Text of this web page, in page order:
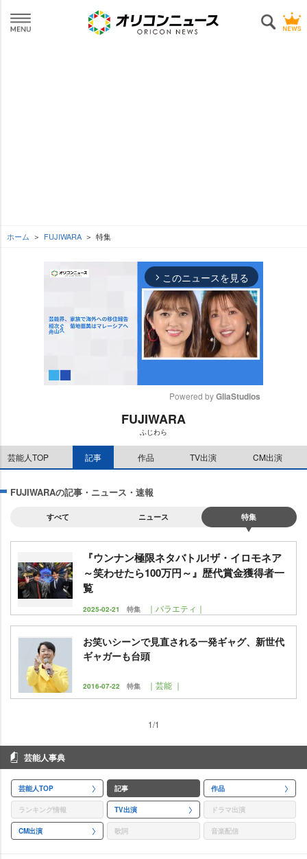
ホーム FUJIWARA 特集
arrow_forward_ios このニュースを見る
e
Powered by GliaStudios
FUJIWARA
ふじわら
芸能人TOP 記事 作品 TV出演 CM出演
FUJIWARAの記事・ニュース・速報
すべて ニュース 特集
『ウンナン極限ネタバトル!ザ・イロモネア
～笑わせたら100万円～』歴代賞金獲得者一
覧
2025-02-21 特集 ｜バラエティ｜
お笑いシーンで見直される一発ギャグ、新世代
ギャガーも台頭
2016-07-22 特集 ｜芸能 ｜
1/1
芸能人事典
芸能人TOP 記事 作品
ランキング情報 TV出演 ドラマ出演
CM出演 歌詞 音楽配信